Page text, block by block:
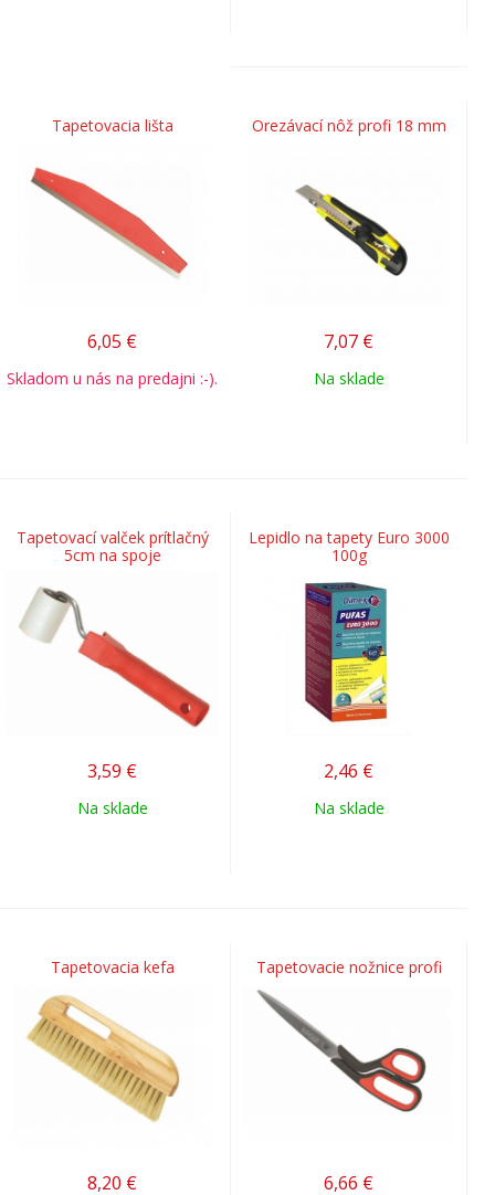
Tapetovacia lišta
6,05 €
Skladom u nás na predajni :-).
Orezávací nôž profi 18 mm
7,07 €
Na sklade
Tapetovací valček prítlačný
5cm na spoje
3,59 €
Na sklade
Lepidlo na tapety Euro 3000
100g
2,46 €
Na sklade
Tapetovacia kefa
8,20 €
Tapetovacie nožnice profi
6,66 €